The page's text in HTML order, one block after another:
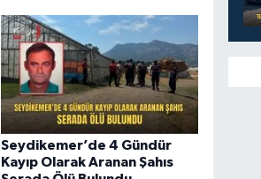
Seydikemer’de 4 Gündür
Kayıp Olarak Aranan Şahıs